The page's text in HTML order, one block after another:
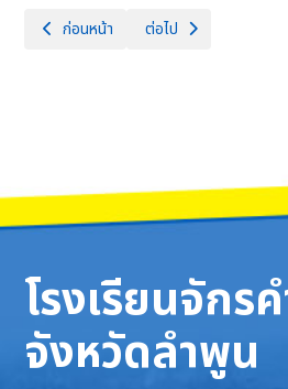
เนื้อหาก่อนหน้า: ชมรม TO BE NUMBER
ก่อนหน้า เนื้อหาถัดไป: ด็กหญิงสุ
ต่อไป
โรงเรียนจักร
จังหวัดลำพูน